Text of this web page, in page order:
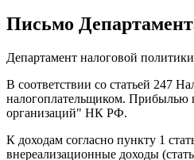
Письмо
Департамент налоговой
В соответствии со статьей 247
налогоплательщиком. Прибылью
организаций" НК РФ.
К доходам согласно пункту 1
внереализационные доходы